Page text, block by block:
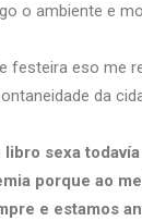
o ambiente e
festeira eso me
da
libro sexa
porque ao
e estamos